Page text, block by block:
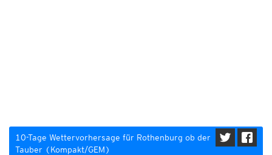
10-Tage Wettervorhersage für Rothenburg ob der
Tauber (Kompakt/GEM)